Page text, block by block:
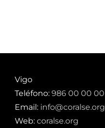
Vigo
Teléfono: 986 00 00 00
Email: info@coralse.org
Web: coralse.org